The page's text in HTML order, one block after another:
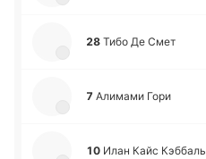
28 Тибо Де Смет
7 Али­ма­ми Гори
10 Илан Кайс Кэ­ббаль